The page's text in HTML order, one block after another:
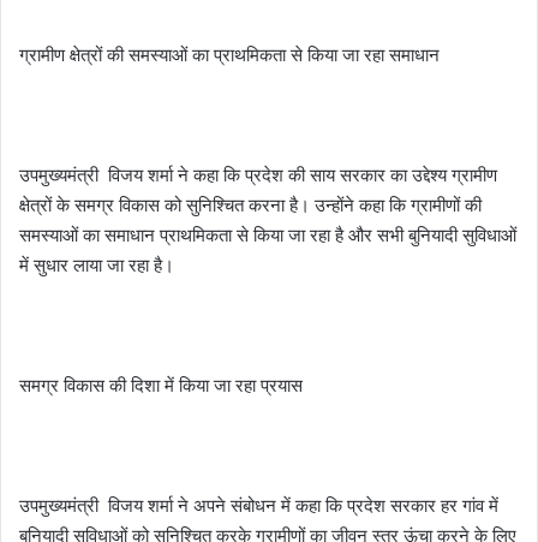
ग्रामीण क्षेत्रों की समस्याओं का प्राथमिकता से किया जा रहा समाधान
उपमुख्यमंत्री विजय शर्मा ने कहा कि प्रदेश की साय सरकार का उद्देश्य ग्रामीण
क्षेत्रों के समग्र विकास को सुनिश्चित करना है। उन्होंने कहा कि ग्रामीणों की
समस्याओं का समाधान प्राथमिकता से किया जा रहा है और सभी बुनियादी सुविधाओं
में सुधार लाया जा रहा है।
समग्र विकास की दिशा में किया जा रहा प्रयास
उपमुख्यमंत्री विजय शर्मा ने अपने संबोधन में कहा कि प्रदेश सरकार हर गांव में
बुनियादी सुविधाओं को सुनिश्चित करके ग्रामीणों का जीवन स्तर ऊंचा करने के लिए